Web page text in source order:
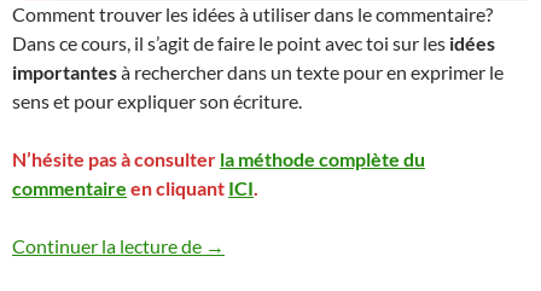
Comment trouver les idées à utiliser dans le commentaire?
Dans ce cours, il s’agit de faire le point avec toi sur les idées
importantesà rechercher dans un texte pour en exprimer le
sens et pour expliquer son écriture.
N’hésite pas à consulter la méthode complète du
commentaire en cliquant ICI
Continuer la lecture de COMMENT TROUVER LES IDÉES À
→